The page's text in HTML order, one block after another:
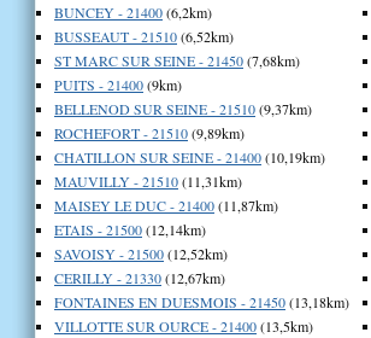
BUNCEY - 21400(6,2km)
BUSSEAUT - 21510(6,52km)
ST MARC SUR SEINE - 21450(7,68km)
PUITS - 21400(9km)
BELLENOD SUR SEINE - 21510(9,37km)
ROCHEFORT - 21510(9,89km)
CHATILLON SUR SEINE - 21400(10,19km)
MAUVILLY - 21510(11,31km)
MAISEY LE DUC - 21400(11,87km)
ETAIS - 21500(12,14km)
SAVOISY - 21500(12,52km)
CERILLY - 21330(12,67km)
FONTAINES EN DUESMOIS - 21450(13,18km)
VILLOTTE SUR OURCE - 21400(13,5km)